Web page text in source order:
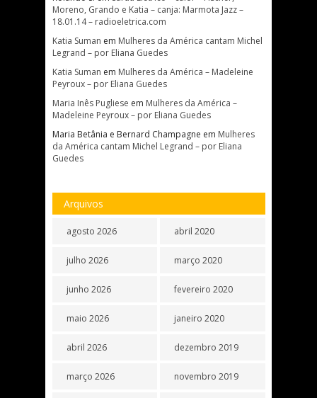
Moreno, Grando e Katia – canja: Marmota Jazz –
18.01.14 – radioeletrica.com
Katia Suman em Mulheres da América cantam Michel
Legrand – por Eliana Guedes
Katia Suman em Mulheres da América – Madeleine
Peyroux – por Eliana Guedes
Maria Inês Pugliese em Mulheres da América –
Madeleine Peyroux – por Eliana Guedes
Maria Betânia e Bernard Champagne em Mulheres
da América cantam Michel Legrand – por Eliana
Guedes
Arquivos
agosto 2026
julho 2026
junho 2026
maio 2026
abril 2026
março 2026
abril 2020
março 2020
fevereiro 2020
janeiro 2020
dezembro 2019
novembro 2019